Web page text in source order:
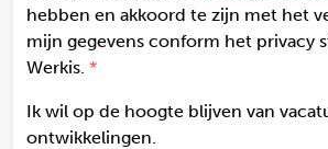
hebben en akkoord te zijn met het
mijn gegevens conform het privacy
Werkis.
Ik wil op de hoogte blijven van
ontwikkelingen.